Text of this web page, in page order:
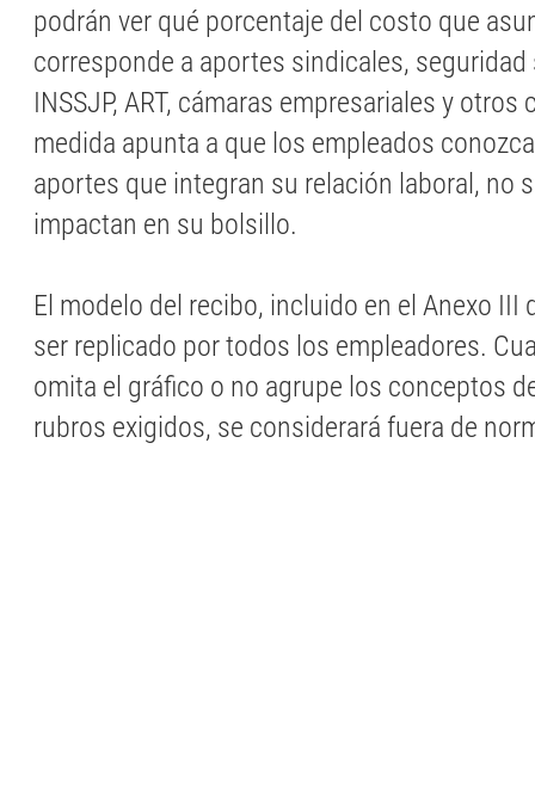
podrán ver qué porcentaje del costo que
corresponde a aportes sindicales,
INSSJP, ART, cámaras empresariales y otros
medida apunta a que los empleados
aportes que integran su relación laboral, no
impactan en su bolsillo.
El modelo del recibo, incluido en el Anexo III
ser replicado por todos los empleadores.
omita el gráfico o no agrupe los conceptos
rubros exigidos, se considerará fuera de